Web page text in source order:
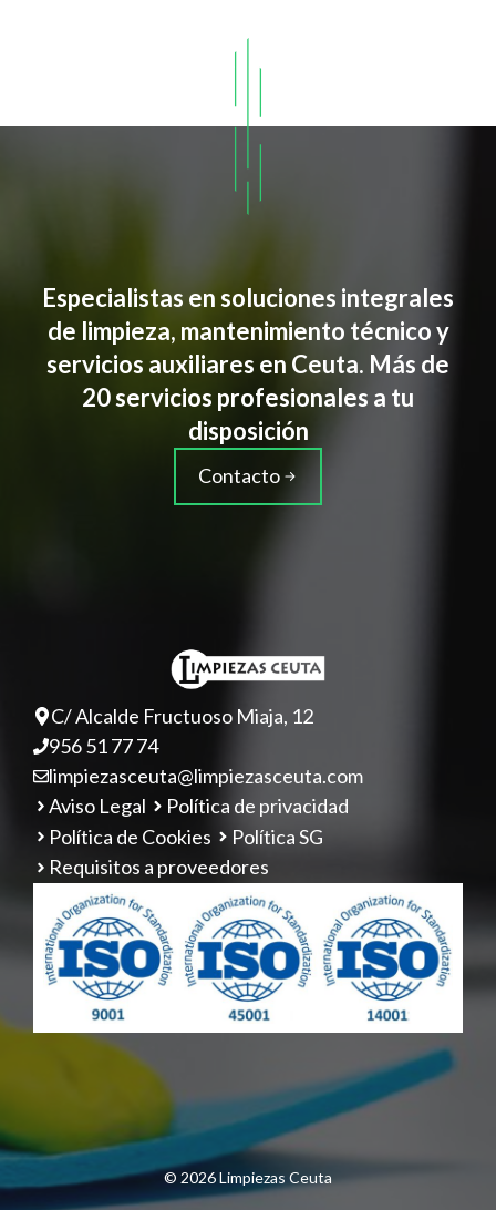
Especialistas en soluciones integrales
de limpieza, mantenimiento técnico y
servicios auxiliares en Ceuta. Más de
20 servicios profesionales a tu
disposición
Contacto
C/ Alcalde Fructuoso Miaja, 12
956 51 77 74
limpiezasceuta@limpiezasceuta.com
Aviso Legal
Política de privacidad
Política de Cookies
Política SG
Requisitos a proveedores
© 2026 Limpiezas Ceuta